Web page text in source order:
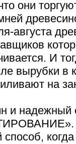
они
августа
И
вырубки в
на
и надежный